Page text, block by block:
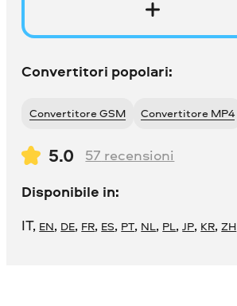
Convertitori popolari:
Convertitore GSM Convertitore MP4
5.0 57 recensioni
Disponibile in:
IT, EN, DE, FR, ES, PT, NL, PL,JP, KR,ZH